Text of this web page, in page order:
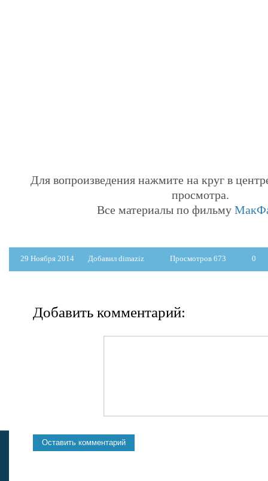
Для вопроизведения нажмите на круг в
просмотра.
Все материалы по фильму
29 Ноября 2014 Добавил dimaziz Просмотров 673 0
Добавить комментарий: